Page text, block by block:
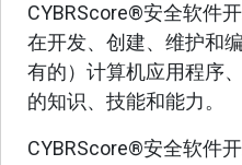
CYBRScore®安全软件
在开发、创建、维护和
有的）计算机应用程序
的知识、技能和能力。
CYBRScore®安全软件